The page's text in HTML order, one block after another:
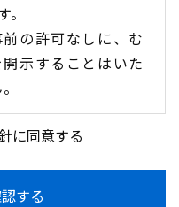
の許可なしに、む
示することはいた
に同意する
する